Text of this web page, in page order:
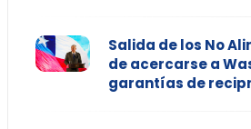
Salida de los No
de acercarse a
garantías de